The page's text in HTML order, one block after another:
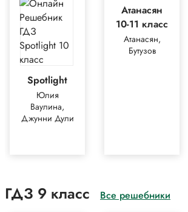
Spotlight
Юлия
Ваулина,
Джунни Дули
Атанасян
10-11 класс
Атанасян,
Бутузов
ГДЗ 9 класс Все решебники